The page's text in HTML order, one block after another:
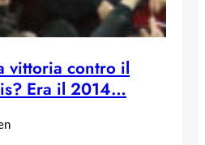
vittoria contro il
Era il 2014…